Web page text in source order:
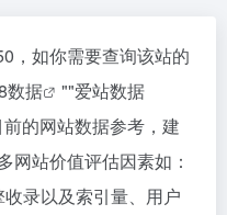
，如你需要查询该站的
数据 ""爱站数据
的网站数据参考，建
网站价值评估因素如：
录以及索引量、用户